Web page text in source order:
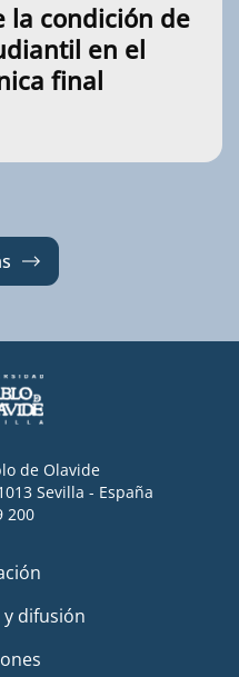
la condición de
en el
final
de Olavide
Sevilla - España
200
difusión